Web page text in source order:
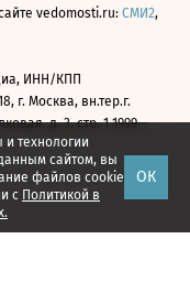
технологии
сайтом, вы
файлов cookie
с Политикой в
ОК
vedomosti.ru: СМИ2,
ИНН/КПП
г. Москва, вн.тер.г.
д. 3, стр. 1 1999—